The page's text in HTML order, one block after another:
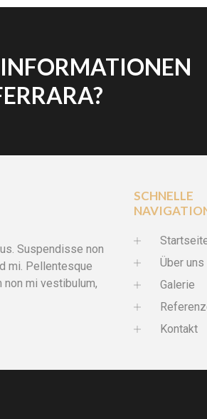
Suspendisse non
mi. Pellentesque
non mi vestibulum,
SCHNELLE
Über uns
Galerie
Kontakt